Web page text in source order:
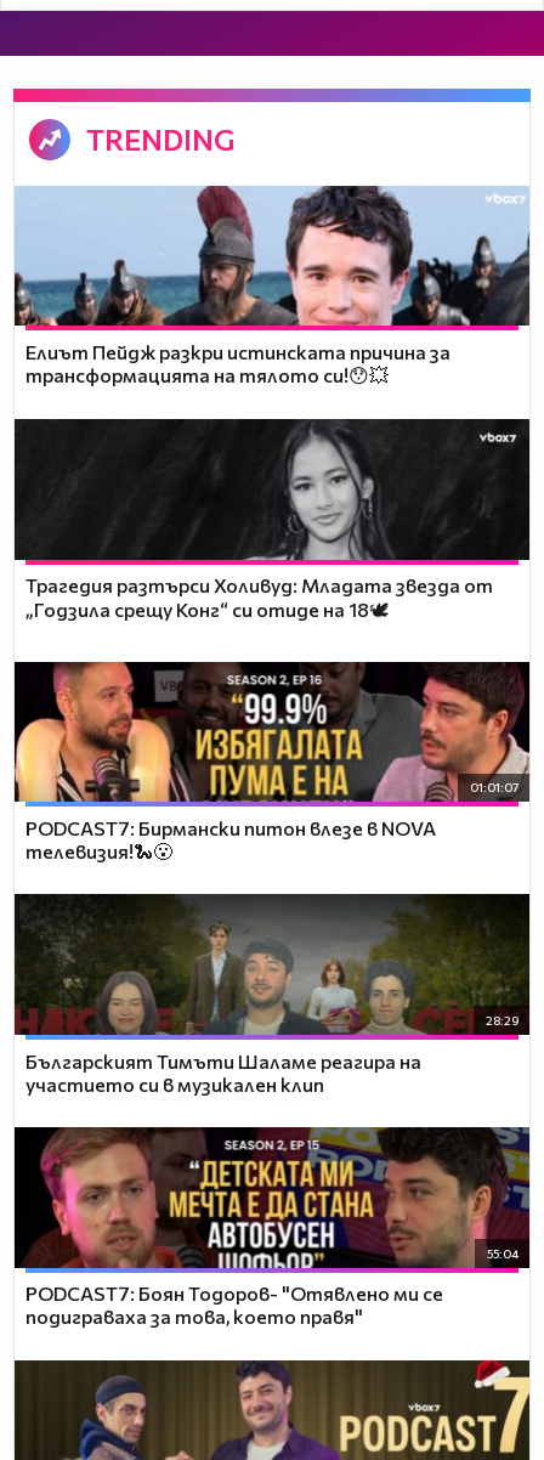
TRENDING
Елиът Пейдж разкри истинската причина за
трансформацията на тялото си!😯💥
Трагедия разтърси Холивуд: Младата звезда от
„Годзила срещу Конг“ си отиде на 18🕊️
01:01:07
PODCAST7: Бирмански питон влезе в NOVA
телевизия!🐍😮
28:29
Българският Тимъти Шаламе реагира на
участието си в музикален клип
55:04
PODCAST7: ‪Боян Тодоров- "Отявлено ми се
подиграваха за това, което правя"